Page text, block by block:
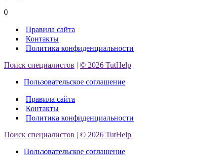
0
Правила сайта
Контакты
Политика конфиденциальности
Поиск специалистов | © 2026 TutHelp
Пользовательское соглашение
Правила сайта
Контакты
Политика конфиденциальности
Поиск специалистов | © 2026 TutHelp
Пользовательское соглашение